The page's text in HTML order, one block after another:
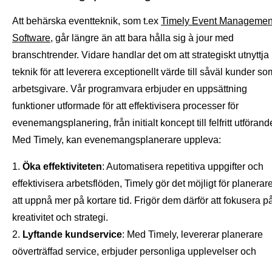
Att behärska eventteknik, som t.ex Timely Event
Software, går längre än att bara hålla sig à jour med
branschtrender. Vidare handlar det om att strategiskt utnyttja
teknik för att leverera exceptionellt värde till såväl kunder
arbetsgivare. Vår programvara erbjuder en uppsättning
funktioner utformade för att effektivisera processer för
evenemangsplanering, från initialt koncept till felfritt
Med Timely, kan evenemangsplanerare uppleva:
Öka effektiviteten: Automatisera repetitiva uppgifter och
effektivisera arbetsflöden, Timely gör det möjligt för
att uppnå mer på kortare tid. Frigör dem därför att fokusera
kreativitet och strategi.
Lyftande kundservice: Med Timely, levererar planerare
oöverträffad service, erbjuder personliga upplevelser och